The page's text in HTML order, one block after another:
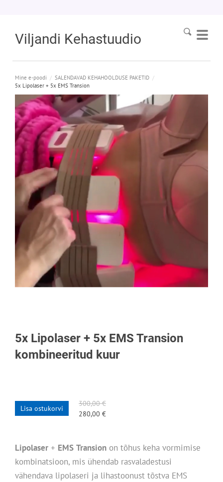
Viljandi Kehastuudio
Mine e-poodi / SALENDAVAD KEHAHOOLDUSE PAKETID /
5x Lipolaser + 5x EMS Transion
5x Lipolaser + 5x EMS Transion
kombineeritud kuur
Lisa ostukorvi
300,00 €
280,00 €
Lipolaser + EMS Transion on tõhus keha vormimise
kombinatsioon, mis ühendab rasvaladestusi
vähendava lipolaseri ja lihastoonust tõstva EMS